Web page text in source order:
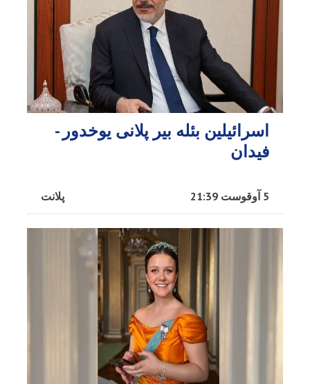
اسرائیلین بئله بیر پلانی یوخدور -
فیدان
پلانت 5 آوقوست 21:39